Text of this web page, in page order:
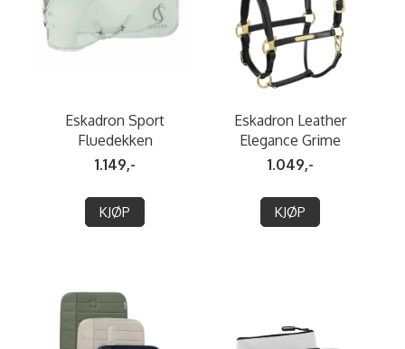
Eskadron Sport
Fluedekken
1.149,-
KJØP
Eskadron Leather
Elegance Grime
1.049,-
KJØP